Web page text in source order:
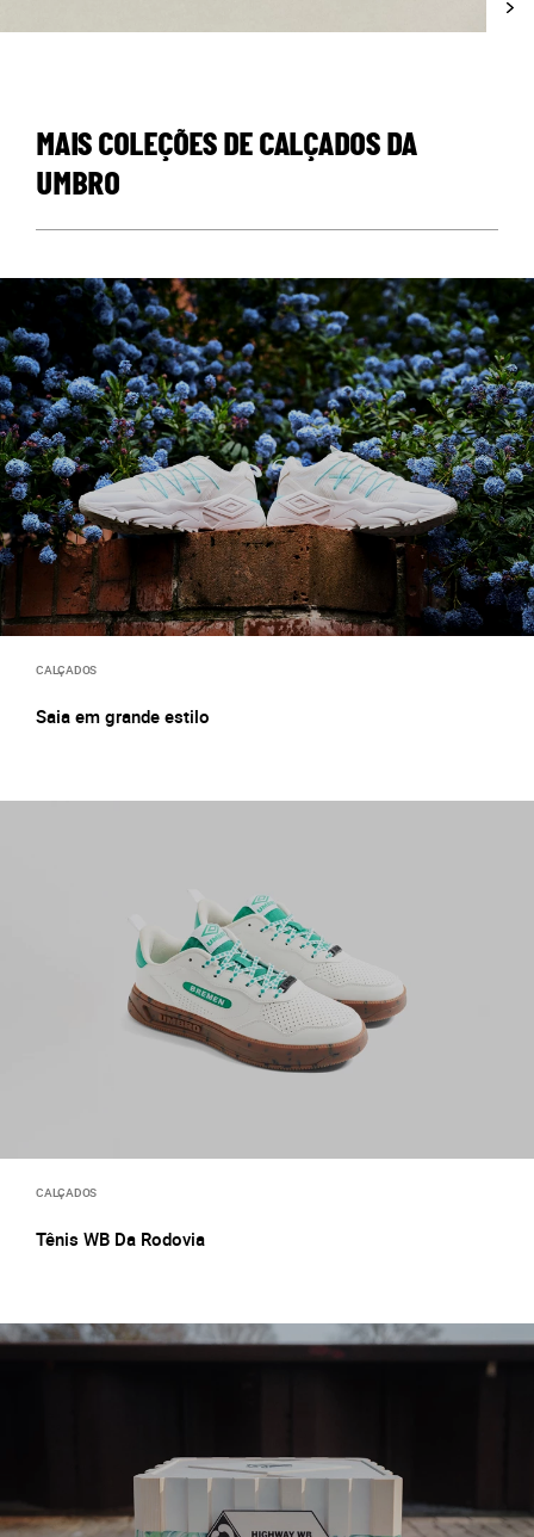
MAIS COLEÇÕES DE CALÇADOS DA
UMBRO
CALÇADOS
Saia em grande estilo
CALÇADOS
Tênis WB Da Rodovia